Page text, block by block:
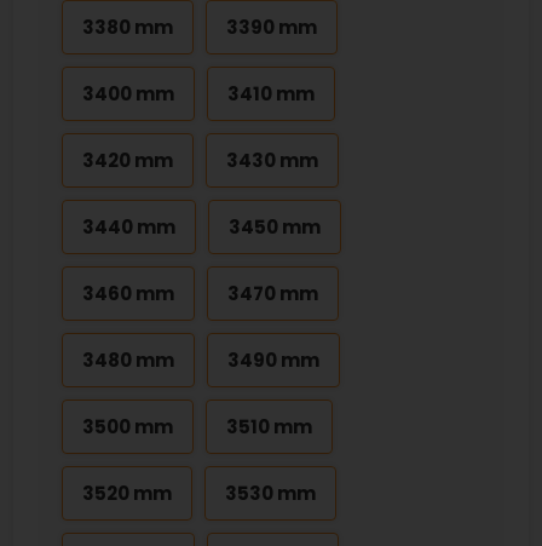
3380 mm 3390 mm
3400 mm 3410 mm
3420 mm 3430 mm
3440 mm 3450 mm
3460 mm 3470 mm
3480 mm 3490 mm
3500 mm 3510 mm
3520 mm 3530 mm